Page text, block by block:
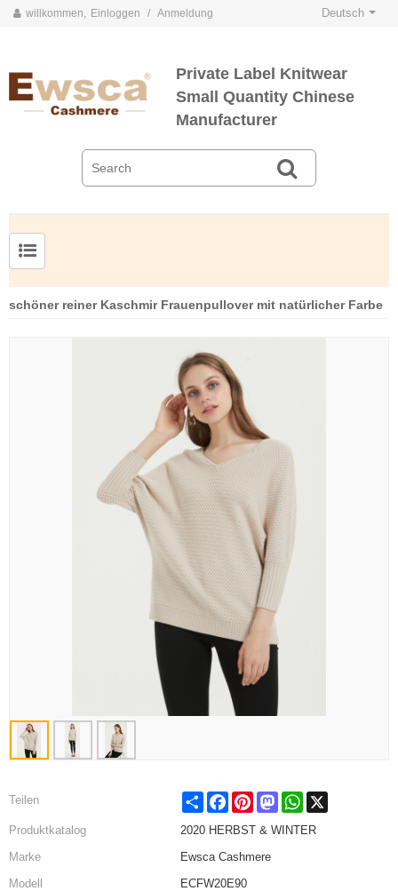
willkommen, Einloggen / Anmeldung Deutsch
Private Label Knitwear
Small Quantity Chinese
Manufacturer
schöner reiner Kaschmir Frauenpullover mit natürlicher Farbe
Teilen Share FacebookPinterestMastodonWhatsApp
Produktkatalog
2020 HERBST & WINTER
Marke
Ewsca Cashmere
Modell
ECFW20E90